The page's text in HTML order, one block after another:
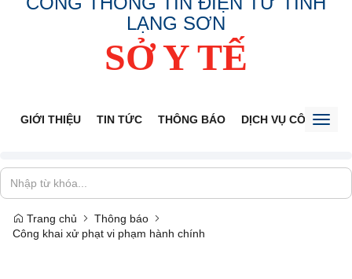
LẠNG SƠN
SỞ Y TẾ
GIỚI THIỆU TIN TỨC THÔNG BÁO DỊCH VỤ CÔNG
Trang chủ
Thông báo
Công khai xử phạt vi phạm hành chính